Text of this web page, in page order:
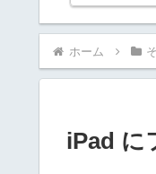
ホーム
iPad に